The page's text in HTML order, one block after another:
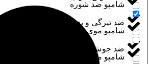
ضد تیرگی و پف دور چشم
ضد جوش
شامپو ضد شوره
شامپو موی چرب
شامپو موی خشک